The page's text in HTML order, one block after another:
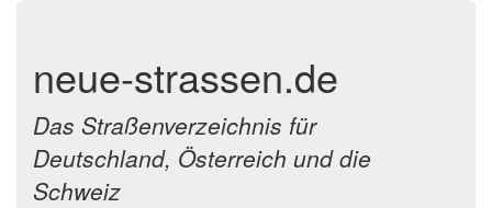
neue-strassen.de
Das Straßenverzeichnis für
Deutschland, Österreich und die
Schweiz